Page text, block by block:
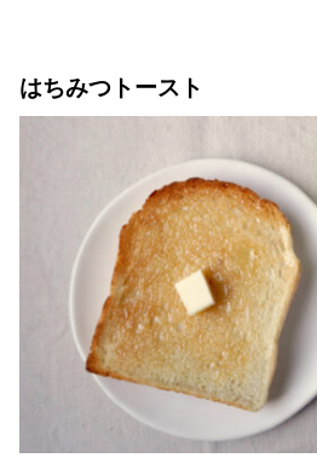
はちみつトースト